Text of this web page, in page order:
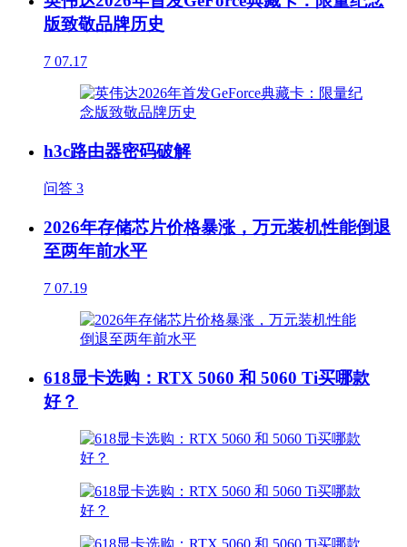
版致敬品牌历史
7 07.17
h3c路由器密码破解
问答 3
2026年存储芯片价格暴涨，万元装机性能倒退
至两年前水平
7 07.19
618显卡选购：RTX 5060 和 5060 Ti买哪款
好？